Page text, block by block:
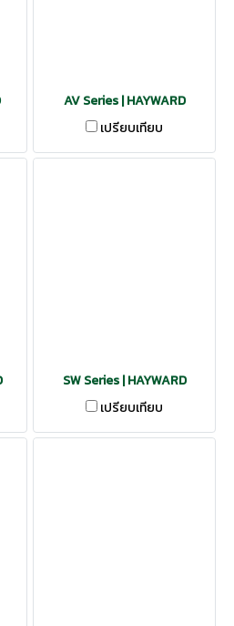
AV Series | HAYWARD
เปรียบเทียบ
SW Series | HAYWARD
เปรียบเทียบ